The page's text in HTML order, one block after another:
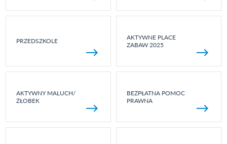
PRZEDSZKOLE
AKTYWNE PLACE
ZABAW 2025
AKTYWNY MALUCH/
ŻŁOBEK
BEZPŁATNA POMOC
PRAWNA